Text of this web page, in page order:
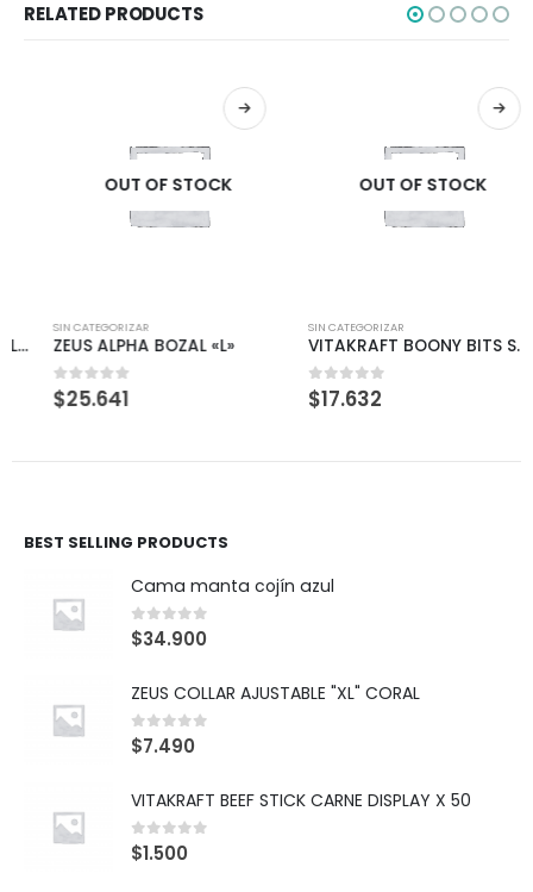
RELATED PRODUCTS
OUT OF STOCK
SIN CATEGORIZAR
ZEUS ALPHA BOZAL «L»
out of 5
25.641
OUT OF STOCK
SIN CATEGORIZAR
VITAKRAFT BOONY BITS SMALL 55GR
out of 5
17.632
BEST SELLING PRODUCTS
Cama manta cojín azul
0out of 5
$34.900
ZEUS COLLAR AJUSTABLE "XL" CORAL
0out of 5
$7.490
VITAKRAFT BEEF STICK CARNE DISPLAY X 50
0out of 5
$1.500